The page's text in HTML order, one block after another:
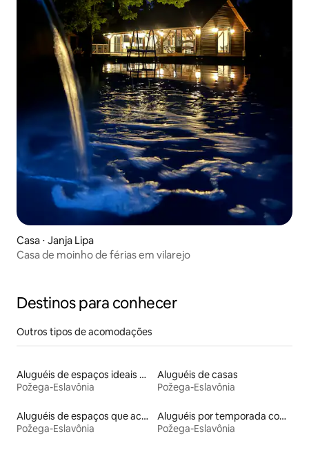
Casa ⋅ Janja Lipa
Casa de moinho de férias em vilarejo
Destinos para conhecer
Outros tipos de acomodações
Aluguéis de espaços ideais para famílias
Požega-Eslavônia
Aluguéis de casas
Požega-Eslavônia
Aluguéis de espaços que aceitam animais de estimação
Požega-Eslavônia
Aluguéis por temporada com banheira de hidromassagem
Požega-Eslavônia